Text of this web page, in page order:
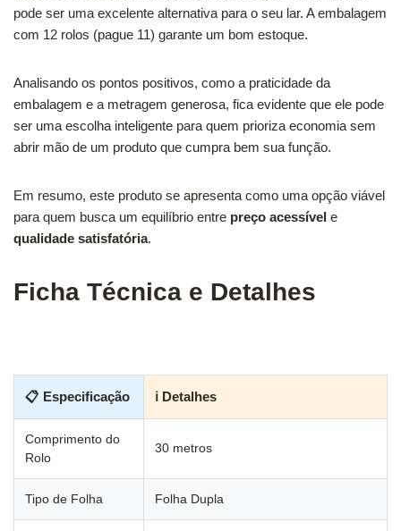
pode ser uma excelente alternativa para o seu lar. A embalagem
com 12 rolos (pague 11) garante um bom estoque.
Analisando os pontos positivos, como a praticidade da
embalagem e a metragem generosa, fica evidente que ele pode
ser uma escolha inteligente para quem prioriza economia sem
abrir mão de um produto que cumpra bem sua função.
Em resumo, este produto se apresenta como uma opção viável
para quem busca um equilíbrio entre preço acessível e
qualidade satisfatória.
Ficha Técnica e Detalhes
📋 Especificação ℹ Detalhes
Comprimento do
Rolo
30 metros
Tipo de Folha Folha Dupla